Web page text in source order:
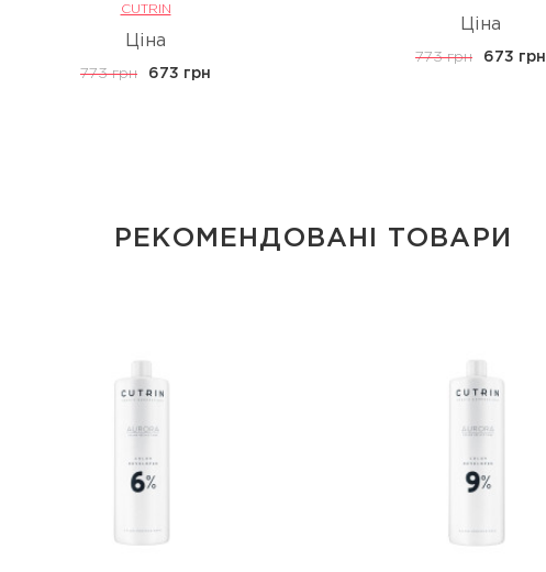
CUTRIN
Ціна
773 грн 673 грн
Ціна
773 грн 673 грн
РЕКОМЕНДОВАНІ ТОВАРИ